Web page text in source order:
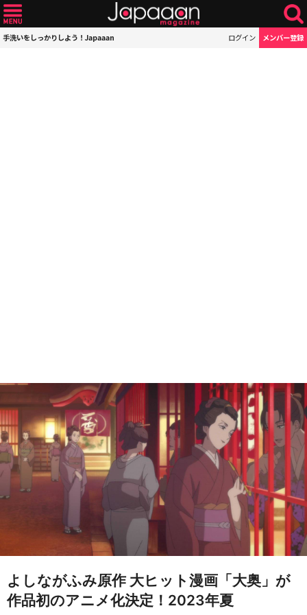
手洗いをしっかりしよう！Japaaan ログイン メンバー登録
よしながふみ原作 大ヒット漫画「大奥」が
作品初のアニメ化決定！2023年夏